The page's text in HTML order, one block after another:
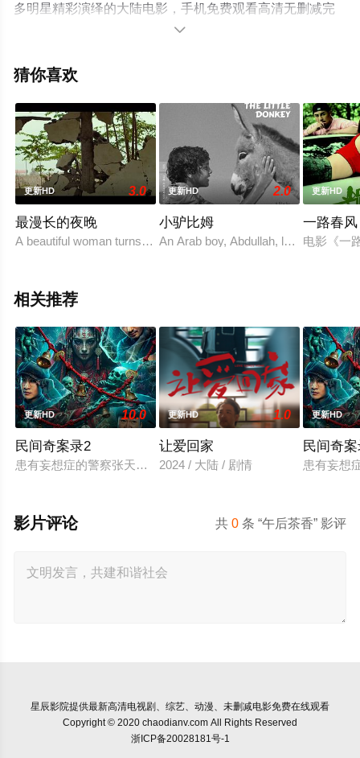
多明星精彩演绎的大陆电影，手机免费观看高清无删减完
整版电影大全就上星辰电影网，更多相关信息可移步至豆

猜你喜欢
更新HD 3.0
最漫长的夜晚
A beautiful woman turns to prostitution. She must surrender her
更新HD 2.0
小驴比姆
An Arab boy, Abdullah, loves his
更新HD
一路春风
电影《一
相关推荐
更新HD 10.0
民间奇案录2
患有妄想症的警察张天盛遇上一起离奇的神像杀人事件，勘案过
更新HD 1.0
让爱回家
2024 / 大陆 / 剧情
更新HD
民间奇
患有妄想
共0 条 “午后茶香” 影评
影片评论
星辰影院提供最新高清电视剧、综艺、动漫、未删减电影免费在线观看
Copyright © 2020 chaodianv.com All Rights Reserved
浙ICP备20028181号-1